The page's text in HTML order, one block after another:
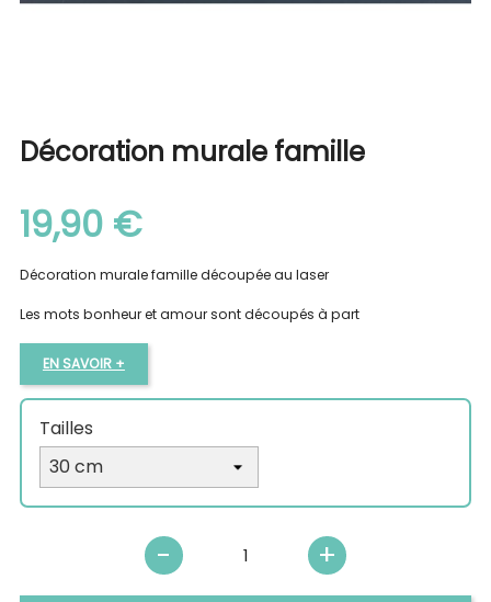
Décoration murale famille
19,90 €
Décoration murale famille découpée au laser
Les mots bonheur et amour sont découpés à part
EN SAVOIR +
Tailles